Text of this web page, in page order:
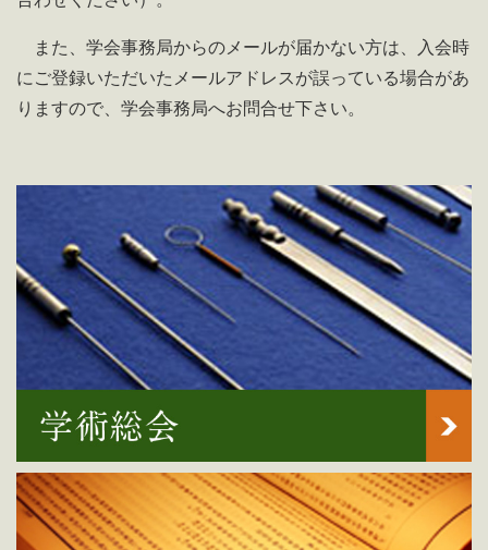
また、学会事務局からのメールが届かない方は、入会時
にご登録いただいたメールアドレスが誤っている場合があ
りますので、学会事務局へお問合せ下さい。